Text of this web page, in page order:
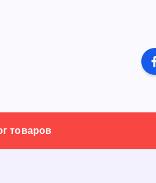
товаров